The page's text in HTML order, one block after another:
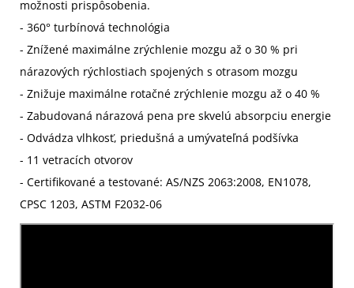
možnosti prispôsobenia.
- 360° turbínová technológia
- Znížené maximálne zrýchlenie mozgu až o 30 % pri
nárazových rýchlostiach spojených s otrasom mozgu
- Znižuje maximálne rotačné zrýchlenie mozgu až o 40 %
- Zabudovaná nárazová pena pre skvelú absorpciu energie
- Odvádza vlhkosť, priedušná a umývateľná podšívka
- 11 vetracích otvorov
- Certifikované a testované: AS/NZS 2063:2008, EN1078,
CPSC 1203, ASTM F2032-06